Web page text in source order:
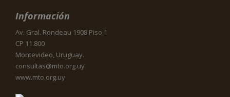
Información
Av. Gral. Rondeau 1908 Piso 1
CP 11.800
Montevideo, Uruguay.
consultas@mto.org.uy
www.mto.org.uy